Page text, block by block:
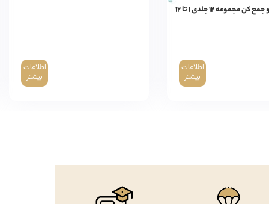
مجموعه ۱۲ جلدی ۱ تا ۱۲
اطلاعات
بیشتر
اطلاعات
بیشتر